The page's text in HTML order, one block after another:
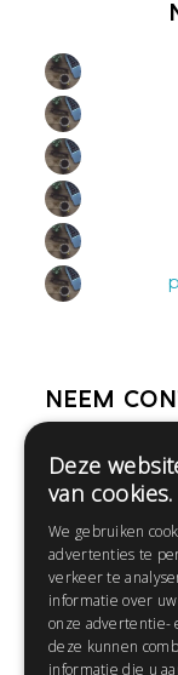
Neem
Deze
van cookies.
We gebruiken
advertenties te
verkeer te
informatie over
onze advertentie-
deze kunnen
informatie die u